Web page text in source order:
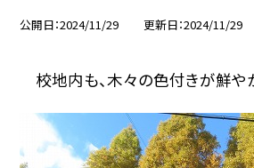
公開日 2024/11/29 更新日 2024/11/29
校地内も、木々の色付きが鮮や